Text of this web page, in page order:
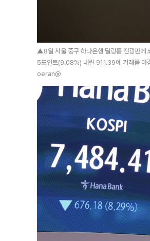
▲8일 서울 중구 하나은행 딜링룸 전광판에
5포인트(9.08%) 내린 911.39에 거래를 마
oeran@